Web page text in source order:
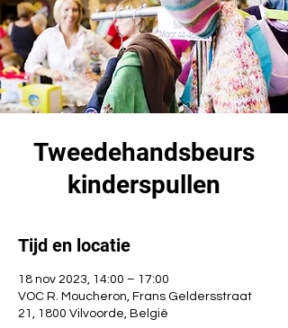
Tweedehandsbeurs
kinderspullen
Tijd en locatie
18 nov 2023, 14:00 – 17:00
VOC R. Moucheron, Frans Geldersstraat
21, 1800 Vilvoorde, België